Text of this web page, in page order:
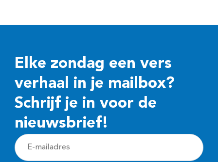
Elke zondag een vers
verhaal in je mailbox?
Schrijf je in voor de
nieuwsbrief!
E
-